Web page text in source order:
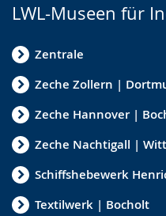
LWL-Museen für
Zentrale
Zeche Zollern |
Zeche Hannover |
Zeche Nachtigall |
Schiffshebewerk
Textilwerk | Bocholt